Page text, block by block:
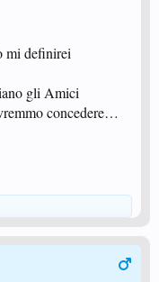
rivolgersi
che fra l'altro saluto
a naso" come si suol
di strumento
possa giovare?
mi definirei
gli Amici
concedere…